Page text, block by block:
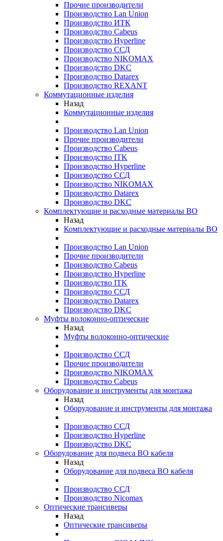
Прочие производители
Производство Lan Union
Производство ИТК
Производство Cabeus
Производство Hyperline
Производство ССД
Производство NIKOMAX
Производство DKC
Производство Datarex
Производство REXANT
Коммутационные изделия
Назад
Коммутационные изделия
Производство Lan Union
Прочие производители
Производство Cabeus
Производство ITK
Производство Hyperline
Производство ССД
Производство NIKOMAX
Производство Datarex
Производство DKC
Комплектующие и расходные материалы ВО
Назад
Комплектующие и расходные материалы ВО
Производство Lan Union
Прочие производители
Производство Cabeus
Производство Hyperline
Производство ITK
Производство ССД
Производство Datarex
Производство DKC
Муфты волоконно-оптические
Назад
Муфты волоконно-оптические
Производство ССД
Прочие производители
Производство NIKOMAX
Производство Cabeus
Оборудование и инструменты для монтажа
Назад
Оборудование и инструменты для монтажа
Производство ССД
Производство Hyperline
Производство DKC
Оборудование для подвеса ВО кабеля
Назад
Оборудование для подвеса ВО кабеля
Производство ССД
Производство Nicomax
Оптические трансиверы
Назад
Оптические трансиверы